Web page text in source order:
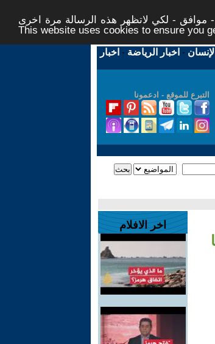
موافق - لكي لاتظهر هذه الرسالة مرة اخرى -
This website uses cookies to ensure you
- اخبار الرياضة - اخبار
التبرع للموقع - ادعمونا
اخر الافلام